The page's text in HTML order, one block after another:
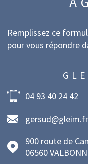
Remplissez ce
pour vous répondre
04 93 40 24 42
gersud@gleim.fr
900 route de
06560